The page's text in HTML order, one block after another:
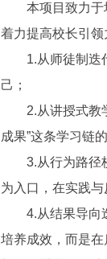
本项目致力于培
着力提高校长引领
1.从师徒制迭代
己；
2.从讲授式教学
成果”这条学习链的
3.从行为路径校
为入口，在实践
4.从结果导向迭
培养成效，而是